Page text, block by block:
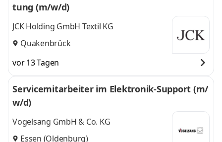
tung (m/w/d)
JCK Holding GmbH Textil KG
Quakenbrück
vor 13 Tagen
Servicemitarbeiter im Elektronik-Support (m/
w/d)
Vogelsang GmbH & Co. KG
Essen (Oldenburg)